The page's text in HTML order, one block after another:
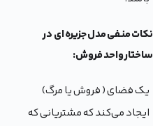
نکات منفی مدل جزیره ای در
ساختار واحد فروش:
یک فضای ( فروش یا مرگ)
ایجاد می‌کند که مشتریانی که